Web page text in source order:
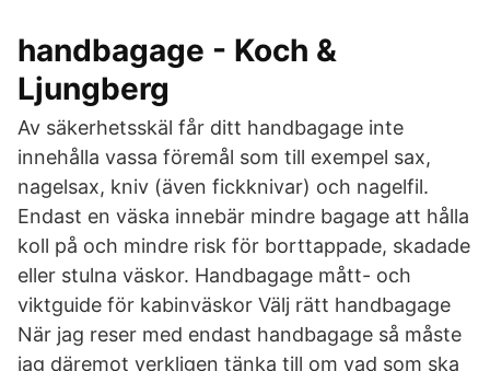
handbagage - Koch &
Ljungberg
Av säkerhetsskäl får ditt handbagage inte
innehålla vassa föremål som till exempel sax,
nagelsax, kniv (även fickknivar) och nagelfil.
Endast en väska innebär mindre bagage att hålla
koll på och mindre risk för borttappade, skadade
eller stulna väskor. Handbagage mått- och
viktguide för kabinväskor Välj rätt handbagage
När jag reser med endast handbagage så måste
jag däremot verkligen tänka till om vad som ska